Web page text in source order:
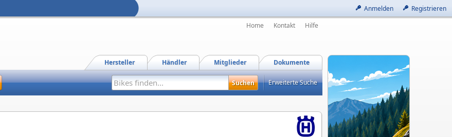
Anmelden Registrieren
Home Kontakt Hilfe
Dokumente
Mitglieder
Händler
Hersteller
Erweiterte Suche